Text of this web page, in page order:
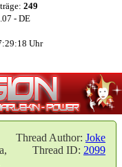
249
- DE
Uhr
Thread Author: Joke
Thread ID: 2099